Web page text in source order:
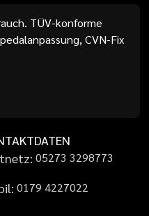
TÜV-konforme
CVN-Fix
05273 3298773
01 79 4227022